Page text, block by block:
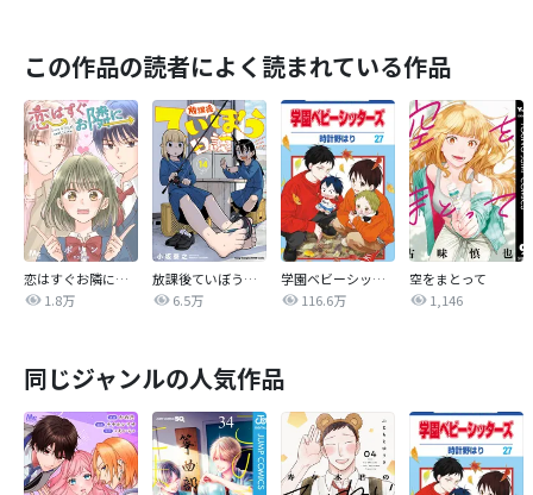
この作品の読者によく読まれている作品
恋はすぐお隣に【タテヨミ】
1.8万
放課後ていぼう日誌
6.5万
学園ベビーシッターズ
116.6万
空をまとって
1,146
同じジャンルの人気作品